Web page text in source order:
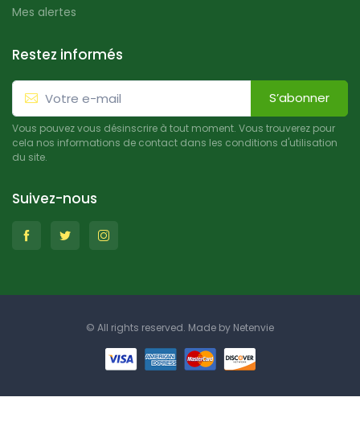
Mes alertes
Restez informés
S’abonner
Vous pouvez vous désinscrire à tout moment. Vous trouverez pour
cela nos informations de contact dans les conditions d'utilisation
du site.
Suivez-nous
© All rights reserved. Made by Netenvie